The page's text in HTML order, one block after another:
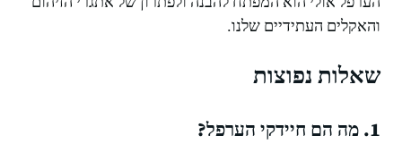
והאקלים העתידיים שלנו.
שאלות נפוצות
1. מה הם חיידקי הערפל?